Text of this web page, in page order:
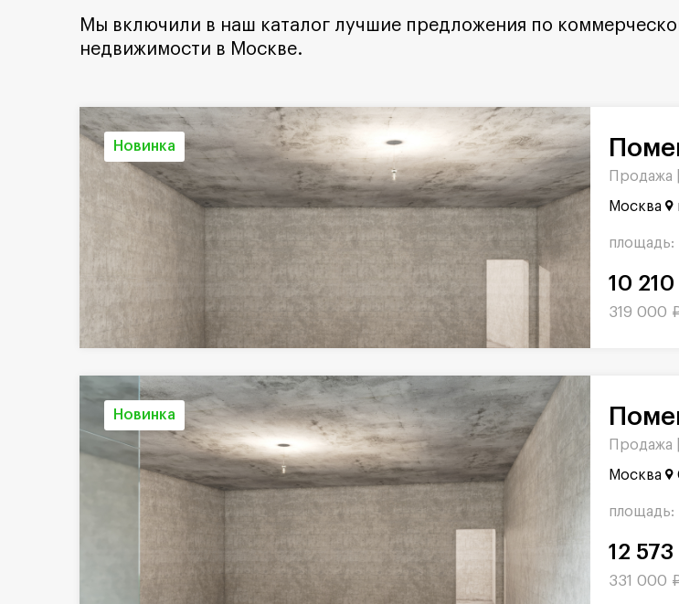
Мы включили в наш каталог лучшие предложения по
недвижимости в Москве.
Новинка
Продажа |
Москва
площадь:
10
319 000
Новинка
Продажа |
Москва
площадь:
12
331 000